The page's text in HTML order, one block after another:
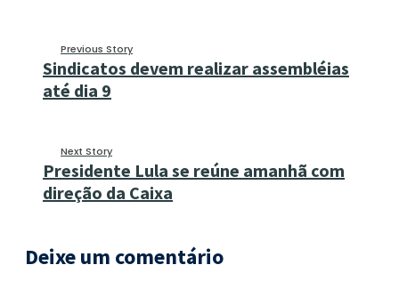
Previous Story
Sindicatos devem realizar assembléias
até dia 9
Next Story
Presidente Lula se reúne amanhã com
direção da Caixa
Deixe um comentário